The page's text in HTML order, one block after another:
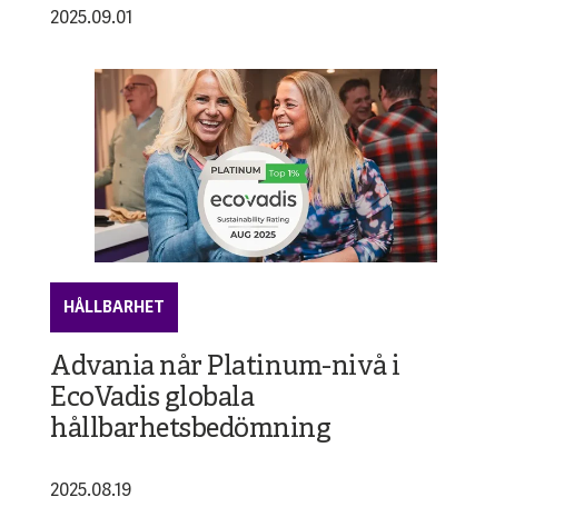
2025.09.01
HÅLLBARHET
Advania når Platinum-nivå i
EcoVadis globala
hållbarhetsbedömning
2025.08.19